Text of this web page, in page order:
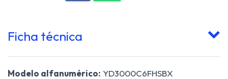
Ficha técnica
Modelo alfanumérico: YD3000C6FHSBX